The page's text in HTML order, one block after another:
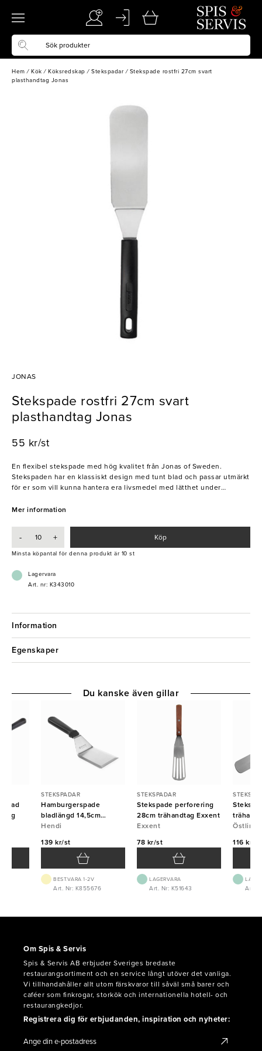
Hem / Kök / Köksredskap / Stekspadar / Stekspade rostfri 27cm svart
plasthandtag Jonas
JONAS
Stekspade rostfri 27cm svart
plasthandtag Jonas
55 kr/st
En flexibel stekspade med hög kvalitet från Jonas of Sweden.
Stekspaden har en klassiskt design med tunt blad och passar utmärkt
för er som vill kunna hantera era livsmedel med lätthet under
- Kan diskas i maskin
Mer information
- + Köp
Minsta köpantal för denna produkt är 10 st
Lagervara
Art. nr: K343010
Information
Egenskaper
STEKSPADAR
Hamburgerspade
bladlängd 14,5cm
plastskaft Hendi
Hendi
139 kr/st
BEST.VARA 1-2V
Art. Nr: K855676
STEKSPADAR
Stekspade perforering
28cm trähandtag Exxent
Exxent
78 kr/st
LAGERVARA
Art. Nr: K51643
Östlin
116 kr/st
Art.
Du kanske även gillar
Om Spis & Servis
Spis & Servis AB erbjuder Sveriges bredaste
restaurangsortiment och en service långt utöver det vanliga.
Vi tillhandahåller allt utom färskvaror till såväl små barer och
caféer som finkrogar, storkök och internationella hotell- och
restaurangkedjor.
Registrera dig för erbjudanden, inspiration och nyheter: